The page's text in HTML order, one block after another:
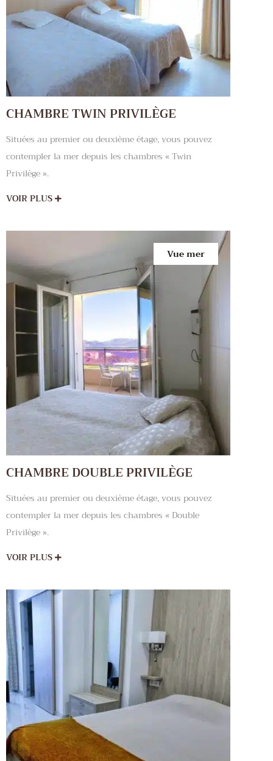
CHAMBRE TWIN PRIVILÈGE
Situées au premier ou deuxième étage, vous pouvez
contempler la mer depuis les chambres « Twin
Privilège ».
VOIR PLUS
Vue mer
CHAMBRE DOUBLE PRIVILÈGE
Situées au premier ou deuxième étage, vous pouvez
contempler la mer depuis les chambres « Double
Privilège ».
VOIR PLUS